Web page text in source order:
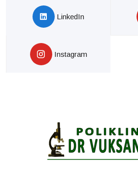
LinkedIn
Instagram